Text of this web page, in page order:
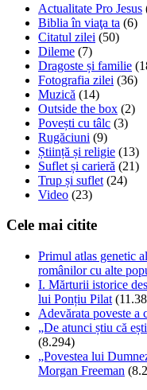
Actualitate Pro Jesus
Biblia în viaţa ta (6)
Citatul zilei (50)
Dileme (7)
Dragoste și familie
Fotografia zilei (36)
Muzică (14)
Outside the box (2)
Povești cu tâlc (3)
Rugăciuni (9)
Știință și religie (13)
Suflet și carieră (21)
Trup și suflet (24)
Video (23)
Cele mai citite
Primul atlas genetic
românilor cu alte
I. Mărturii istorice
lui Ponțiu Pilat
Adevărata poveste a
„De atunci știu că
(8.294)
„Povestea lui
Morgan Freeman